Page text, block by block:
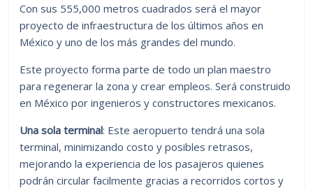
Con sus 555,000 metros cuadrados será el mayor
proyecto de infraestructura de los últimos años en
México y uno de los más grandes del mundo.
Este proyecto forma parte de todo un plan maestro
para regenerar la zona y crear empleos. Será construido
en México por ingenieros y constructores mexicanos.
Una sola terminal: Este aeropuerto tendrá una sola
terminal, minimizando costo y posibles retrasos,
mejorando la experiencia de los pasajeros quienes
podrán circular facilmente gracias a recorridos cortos y